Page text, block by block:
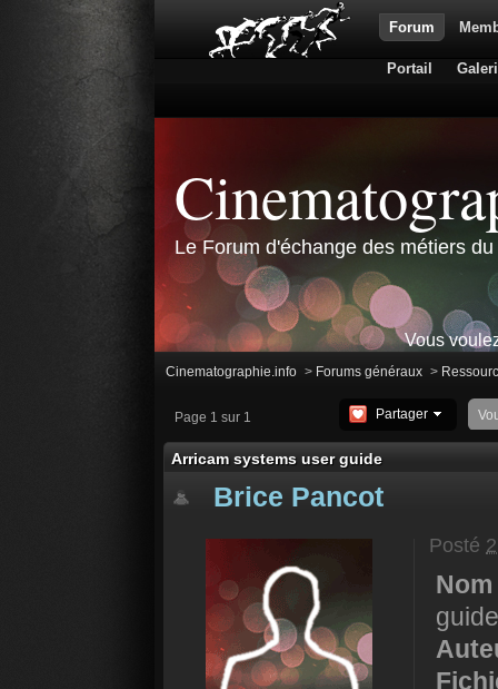
Forum
Portail
Le Forum d'échange des métiers
Vous
Cinematographie.info > Forums généraux >
Page 1 sur 1 Partager
Arricam systems user guide
Brice Pancot
Posté
guide